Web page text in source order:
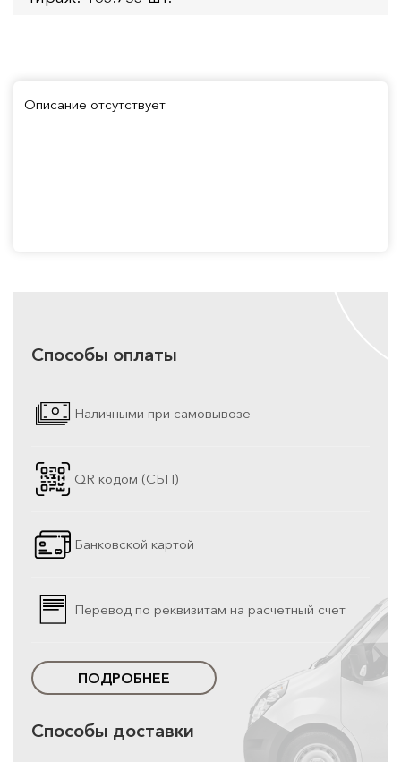
Описание отсутствует
Способы оплаты
Наличными при самовывозе
QR кодом (СБП)
Банковской картой
Перевод по реквизитам на расчетный счет
ПОДРОБНЕЕ
Способы доставки